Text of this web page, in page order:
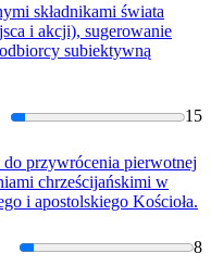
składnikami świata
i akcji), sugerowanie
subiektywną
15
przywrócenia pierwotnej
chrześcijańskimi w
i apostolskiego Kościoła.
8